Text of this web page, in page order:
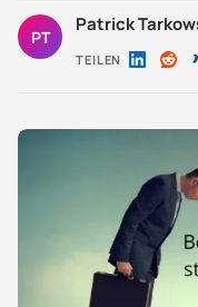
PT
Patrick
TEILEN Auf Auf